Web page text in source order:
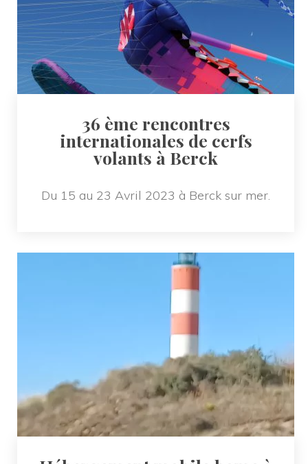
36 ème rencontres
internationales de cerfs
volants à Berck
Du 15 au 23 Avril 2023 à Berck sur mer.